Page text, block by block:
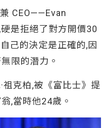
CEO——Evan
是拒絕了對方開價30
己的決定是正確的,因
限的潛力。
克柏,被《富比士》提
,當時他24歲。